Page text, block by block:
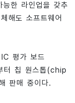
한 라인업을 갖추
해도 소프트웨어
평가 보드
칩 원스톱(chip
판매 중이다.